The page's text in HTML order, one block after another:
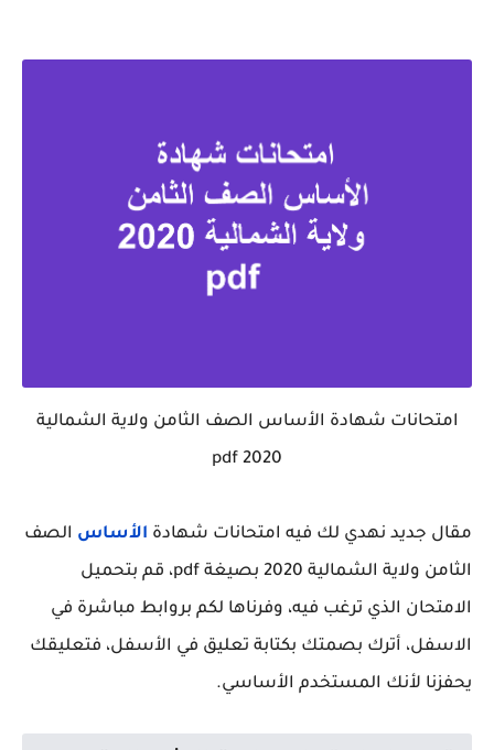
امتحانات شهادة الأساس الصف الثامن ولاية الشمالية
2020 pdf
مقال جديد نهدي لك فيه امتحانات شهادة الأساس الصف
الثامن ولاية الشمالية 2020 بصيغة pdf، قم بتحميل
الامتحان الذي ترغب فيه، وفرناها لكم بروابط مباشرة في
الاسفل، أترك بصمتك بكتابة تعليق في الأسفل، فتعليقك
يحفزنا لأنك المستخدم الأساسي.